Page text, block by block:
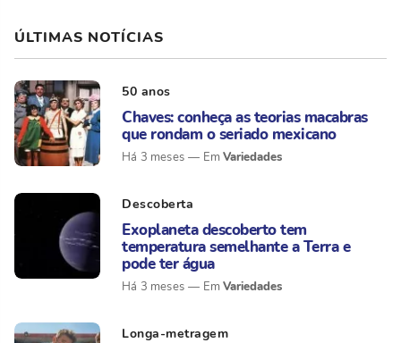
ÚLTIMAS NOTÍCIAS
50 anos
Chaves: conheça as teorias macabras
que rondam o seriado mexicano
Há 3 meses Variedades
Descoberta
Exoplaneta descoberto tem
temperatura semelhante a Terra e
pode ter água
Há 3 meses Variedades
Longa-metragem